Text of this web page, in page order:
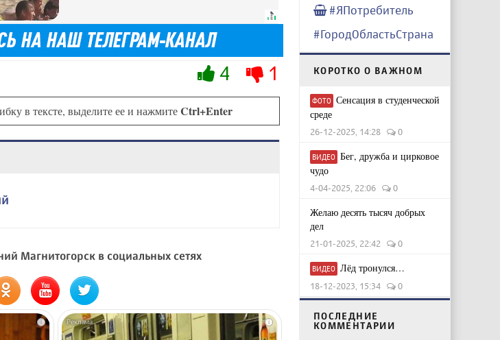
4 1
в тексте, выделите ее и нажмитеCtrl+Enter
Магнитогорск в социальных сетях
i i
#ЯПотребитель
#ГородОбластьСтрана
КОРОТКО О ВАЖНОМ
ФОТО Сенсация в студенческой
среде
26-12-2025, 14:28 0
ВИДЕО Бег, дружба и цирковое
чудо
4-04-2025, 22:06 0
Желаю десять тысяч добрых
дел
21-01-2025, 22:42 0
ВИДЕО Лёд тронулся…
18-12-2023, 15:34 0
ПОСЛЕДНИЕ
КОММЕНТАРИИ